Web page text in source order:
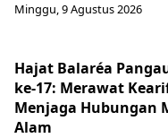
Minggu, 9 Agustus 2026
Hajat Balaréa
ke-17: Merawat
Menjaga Hubungan
Alam